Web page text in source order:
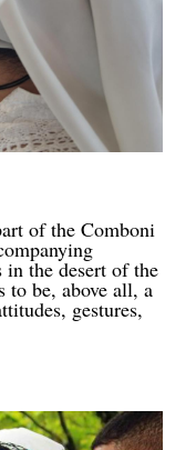
of the Comboni
the desert of the
to be, above all, a
gestures,